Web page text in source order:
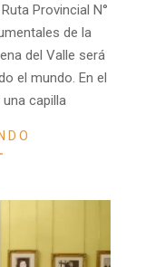
Provincial N°
de la
del Valle será
el mundo. En el
capilla